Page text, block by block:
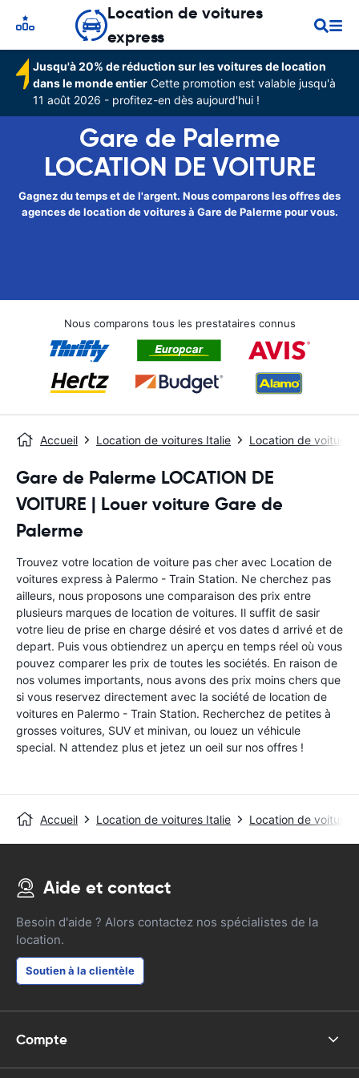
Location de voitures
express
Jusqu'à 20% de réduction sur les voitures de location
dans le monde entier Cette promotion est valable jusqu'à
11 août 2026 - profitez-en dès aujourd'hui !
Gare de Palerme
LOCATION DE VOITURE
Gagnez du temps et de l'argent. Nous comparons les offres des
agences de location de voitures à Gare de Palerme pour vous.
Nous comparons tous les prestataires connus
Accueil Location de voitures Italie Location de voitures
Gare de Palerme LOCATION DE
VOITURE | Louer voiture Gare de
Palerme
Trouvez votre location de voiture pas cher avec Location de
voitures express à Palermo - Train Station. Ne cherchez pas
ailleurs, nous proposons une comparaison des prix entre
plusieurs marques de location de voitures. Il suffit de sasir
votre lieu de prise en charge désiré et vos dates d arrivé et de
depart. Puis vous obtiendrez un aperçu en temps réel où vous
pouvez comparer les prix de toutes les sociétés. En raison de
nos volumes importants, nous avons des prix moins chers que
si vous reservez directement avec la société de location de
voitures en Palermo - Train Station. Recherchez de petites à
grosses voitures, SUV et minivan, ou louez un véhicule
special. N attendez plus et jetez un oeil sur nos offres !
Accueil Location de voitures Italie Location de voitures
Aide et contact
Besoin d'aide ? Alors contactez nos spécialistes de la
location.
Soutien à la clientèle
Compte